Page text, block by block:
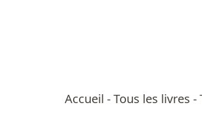
Accueil -Tous les livres -